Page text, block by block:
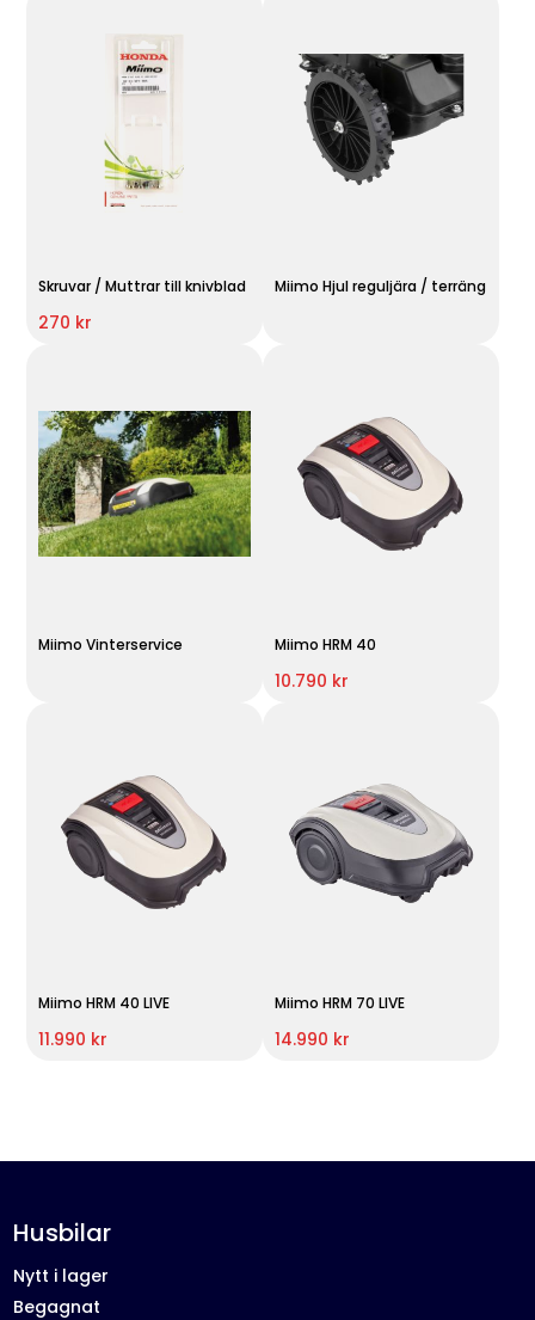
Skruvar / Muttrar till knivblad
270 kr
Miimo Hjul reguljära / terräng
Miimo Vinterservice Miimo HRM 40
10.790 kr
Miimo HRM 40 LIVE
11.990 kr
Miimo HRM 70 LIVE
14.990 kr
Husbilar
Nytt i lager
Begagnat